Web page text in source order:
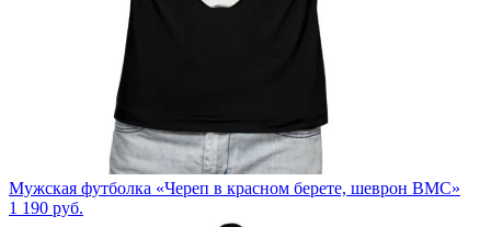
Мужская футболка «Череп в красном берете, шеврон ВМС»
1 190 руб.